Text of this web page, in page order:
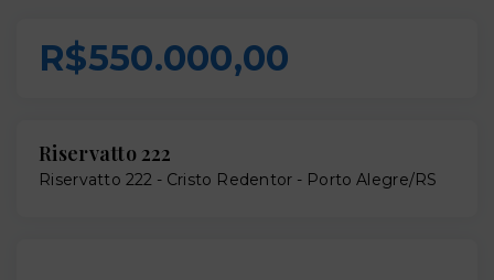
R$550.000,00
Riservatto 222
Riservatto 222 - Cristo Redentor - Porto Alegre/RS